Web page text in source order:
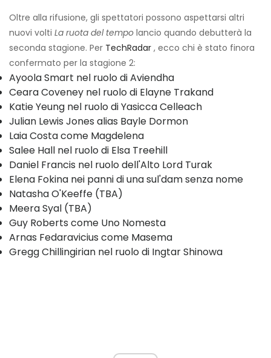
Oltre alla rifusione, gli spettatori possono aspettarsi altri
nuovi volti La ruota del tempo lancio quando debutterà la
seconda stagione. Per TechRadar , ecco chi è stato finora
confermato per la stagione 2:
Ayoola Smart nel ruolo di Aviendha
Ceara Coveney nel ruolo di Elayne Trakand
Katie Yeung nel ruolo di Yasicca Celleach
Julian Lewis Jones alias Bayle Dormon
Laia Costa come Magdelena
Salee Hall nel ruolo di Elsa Treehill
Daniel Francis nel ruolo dell'Alto Lord Turak
Elena Fokina nei panni di una sul'dam senza nome
Natasha O'Keeffe (TBA)
Meera Syal (TBA)
Guy Roberts come Uno Nomesta
Arnas Fedaravicius come Masema
Gregg Chillingirian nel ruolo di Ingtar Shinowa